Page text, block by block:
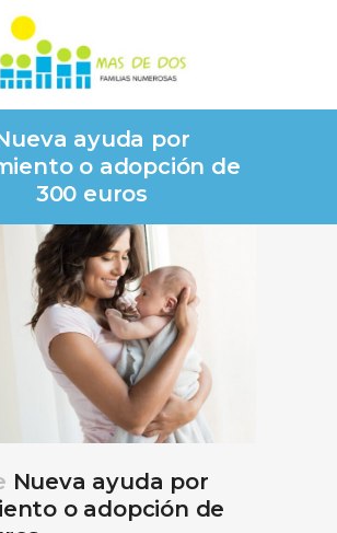
ayuda por
o adopción de
300 euros
Nueva ayuda por
o adopción de